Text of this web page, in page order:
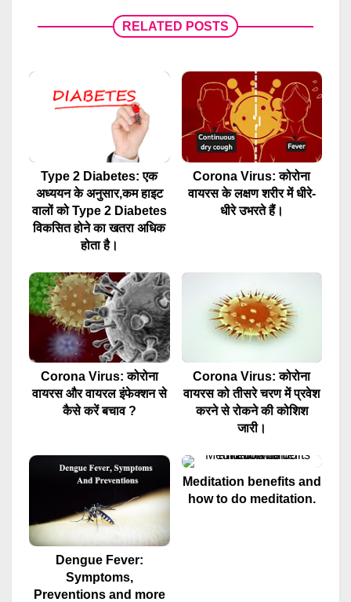
RELATED POSTS
Type 2 Diabetes: एक
अध्ययन के अनुसार,कम हाइट
वालों को Type 2 Diabetes
विकसित होने का खतरा अधिक
होता है।
Corona Virus: कोरोना
वायरस के लक्षण शरीर में धीरे-
धीरे उभरते हैं।
Corona Virus: कोरोना
वायरस और वायरल इंफेक्शन से
कैसे करें बचाव ?
Corona Virus: कोरोना
वायरस को तीसरे चरण में प्रवेश
करने से रोकने की कोशिश
जारी।
Dengue Fever:
Symptoms,
Preventions and more‎
Meditation benefits and
how to do meditation.